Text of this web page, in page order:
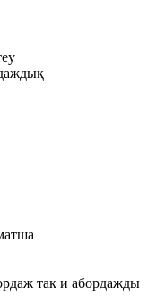
так и абордажды